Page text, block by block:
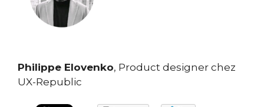
Philippe Elovenko, Product designer chez
UX-Republic